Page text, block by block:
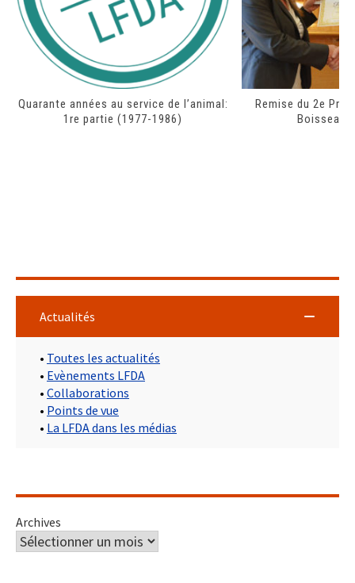
Quarante années au service de l’animal:
1re partie (1977-1986)
Remise du 2e
Actualités
• Toutes les actualités
• Evènements LFDA
• Collaborations
• Points de vue
• La LFDA dans les médias
Archives